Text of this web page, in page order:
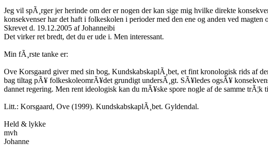
Jeg vil spÃ¸rger jer herinde om der er nogen der kan sige mig hvilke direkte
konsekvenser har det haft i folkeskolen i perioder med den ene og anden ved
Skrevet d. 19.12.2005 af Johanneibi
Det virker ret bredt, det du er ude i. Men interessant.
Min fÃ¸rste tanke er:
Ove Korsgaard giver med sin bog, KundskabskaplÃ¸bet, et fint kronologisk rids af
bag tiltag pÃ¥ folkeskoleomrÃ¥det grundigt undersÃ¸gt. SÃ¥ledes ogsÃ¥
dannet regering. Men rent ideologisk kan du mÃ¥ske spore nogle af de samme
Litt.: Korsgaard, Ove (1999). KundskabskaplÃ¸bet. Gyldendal.
Held & lykke
mvh
Johanne